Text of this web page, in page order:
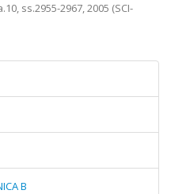
ss.2955-2967, 2005 (SCI-
B